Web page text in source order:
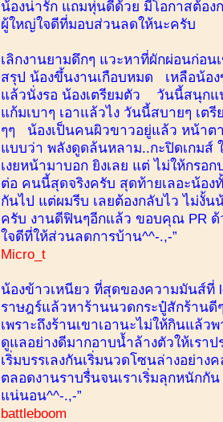
น้องน่ารัก แถมหุ่นดีด้วย มีโอกาสต้อ
ผู้ใหญ่ใจดีที่มอบส่วนลดให้นะครับ
เลิกงานยามดึกๆ แวะหาที่ผักผ่อนก่อน
สรุป น้องขึ้นงานเกือบหมด เหลือน้อ
แล้วนั่งรอ น้องเตรียมตัว วันนี้สนุกแ
แก้มเบาๆ เอาแล้วไง วันนี้สบายๆ เ
ๆๆ น้องเป็นคนผิวขาวอยู่แล้ว หน้าต
แบบว่า พลังดูดล้นหลาม..กะปิดเกมส์
เงยหน้ามาบอก ยิงเลย แต่ ไม่ให้กร
ต่อ คนนี้สุดจริงครับ สุดท้ายเลอะน้อ
กันไป แต่ผมรีบ เลยต้องกลับไว ไม่งั้
ครับ งานดีฟินๆอีกแล้ว ขอบคุณ PR
ใจดีที่ให้ส่วนลดการบ้าน^^-.,-”
Micro_t
น้องข้าวเหนียว ที่สุดของความมันส์ที่
ราษฎร์แล้วหาร้านนวดกระปู๋สักร้าน
เพราะถึงร้านเขาเอานะไม่ให้กินแล้
ดูแลอย่างดีมากอาบน้ำล้างตัวให้เรา
เริ่มบรรเลงกันเริ่มนวดโซนล่างอย่า
ตลอดงานราบรื่นจนเราเริ่มลุกหนักกั
แน่นอน^^-.,-”
battleboom